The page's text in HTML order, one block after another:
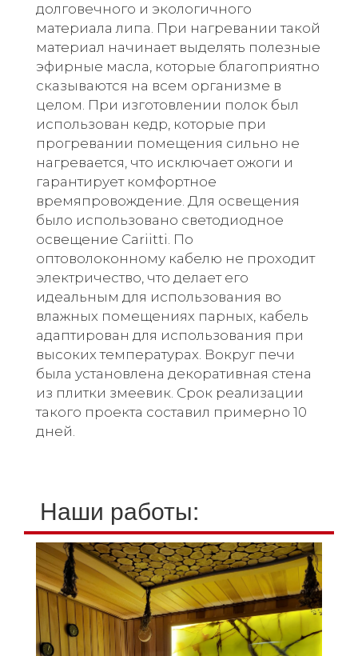
долговечного и экологичного
материала липа. При нагревании такой
материал начинает выделять полезные
эфирные масла, которые благоприятно
сказываются на всем организме в
целом. При изготовлении полок был
использован кедр, которые при
прогревании помещения сильно не
нагревается, что исключает ожоги и
гарантирует комфортное
времяпровождение. Для освещения
было использовано светодиодное
освещение Cariitti. По
оптоволоконному кабелю не проходит
электричество, что делает его
идеальным для использования во
влажных помещениях парных, кабель
адаптирован для использования при
высоких температурах. Вокруг печи
была установлена декоративная стена
из плитки змеевик. Срок реализации
такого проекта составил примерно 10
дней.
Наши работы: